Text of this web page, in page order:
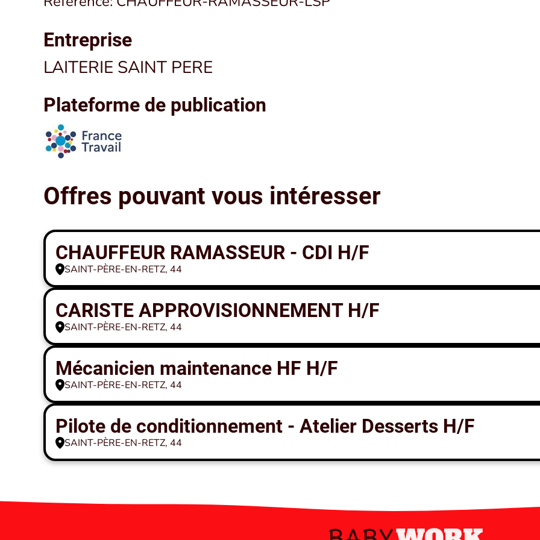
Entreprise
LAITERIE SAINT PERE
Plateforme de publication
Offres pouvant vous intéresser
CHAUFFEUR RAMASSEUR - CDI H/F
SAINT-PÈRE-EN-RETZ, 44
CARISTE APPROVISIONNEMENT H/F
SAINT-PÈRE-EN-RETZ, 44
Mécanicien maintenance HF H/F
SAINT-PÈRE-EN-RETZ, 44
Pilote de conditionnement - Atelier Desserts H/F
SAINT-PÈRE-EN-RETZ, 44